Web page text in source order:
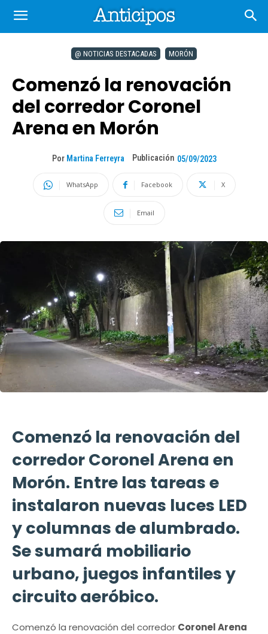
@ NOTICIAS DESTACADAS MORÓN
Comenzó la renovación
del corredor Coronel
Arena en Morón
Por Martina Ferreyra Publicación 05/09/2023
WhatsApp Facebook X
Email
Comenzó la renovación del
corredor Coronel Arena en
Morón. Entre las tareas e
instalaron nuevas luces LED
y columnas de alumbrado.
Se sumará mobiliario
urbano, juegos infantiles y
circuito aeróbico.
Comenzó la renovación del corredor Coronel Arena